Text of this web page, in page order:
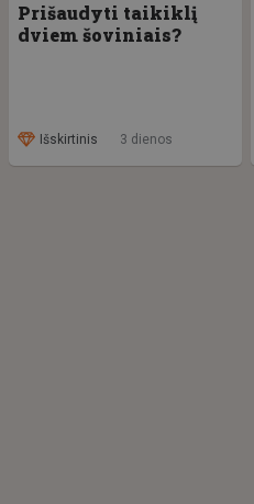
Prišaudyti taikiklį
dviem šoviniais?
Išskirtinis 3 dienos